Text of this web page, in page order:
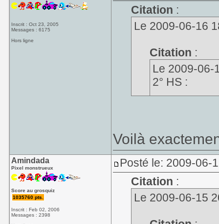
Inscrit : Oct 23, 2005
Messages : 6175
Hors ligne
Citation :
Le 2009-06-16
Citation :
Le 2009-06-
2° HS :
le mal"
"Sauf quand il
de nous
millionnaires
Voilà
Amindada
Pixel monstrueux
Score au grosquiz
1035760 pts.
Inscrit : Feb 02, 2006
Messages : 2398
Posté le: 2009-06-
Citation :
Le 2009-06-15